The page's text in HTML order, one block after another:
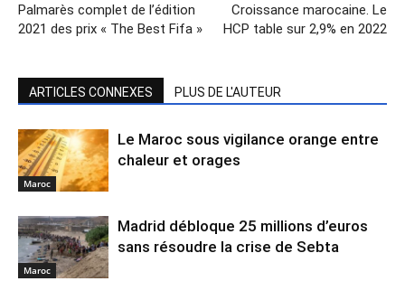
Palmarès complet de l’édition
2021 des prix « The Best Fifa »
Croissance marocaine. Le
HCP table sur 2,9% en 2022
ARTICLES CONNEXES PLUS DE L'AUTEUR
Maroc
Le Maroc sous vigilance orange entre
chaleur et orages
Maroc
Madrid débloque 25 millions d’euros
sans résoudre la crise de Sebta